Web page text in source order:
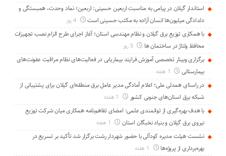
استاندار گیلان در پیامی به مناسبت اربعین حسینی: اربعین؛ نماد وحدت، همبستگی و
دلدادگی میلیون‌ها انسان آزاده به مکتب حسینی است
4 روز
با همکاری توزیع برق گیلان و نظام مهندسی استان؛ آغاز اجرای طرح الزام نصب تجهیزات
محافظ ولتاژ در ساختمان ها
5 روز
برگزاری وبینار تخصصی آموزش فرایند بیماریابی در فعالیت‌های نظام مراقبت عفونت‌های
بیمارستانی
1 هفته
در راستای همدلی ملی؛ اعلام آمادگی مدیر عامل برق منطقه‌ای گیلان برای پشتیبانی از
شبكه برق استان‌های جنوبی كشور
1 هفته
با هدف بهره‌گیری از توانمندی علمی: امضای تفاهم‌نامه همكاری میان شركت توزیع
نیروی برق گیلان و بنیاد نخبگان استان
1 هفته
نشست هیئت مدیره کودآلی با حضور شهردار رشت برگزار شد تأکید بر تسریع در
بهره‌برداری از پروژه‌ها
1 هفته